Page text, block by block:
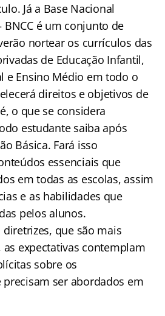
Já a Base Nacional
é um conjunto de
nortear os currículos das
de Educação Infantil,
e Ensino Médio em todo o
direitos e objetivos de
o que se considera
estudante saiba após
Básica. Fará isso
essenciais que
em todas as escolas, assim
e as habilidades que
pelos alunos.
que são mais
expectativas contemplam
sobre os
ser abordados em